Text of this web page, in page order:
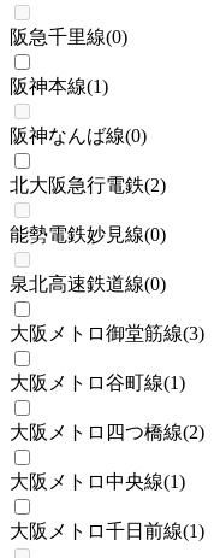
阪急千里線(0)
阪神本線(1)
阪神なんば線(0)
北大阪急行電鉄(2)
能勢電鉄妙見線(0)
泉北高速鉄道線(0)
大阪メトロ御堂筋線(3)
大阪メトロ谷町線(1)
大阪メトロ四つ橋線(2)
大阪メトロ中央線(1)
大阪メトロ千日前線(1)